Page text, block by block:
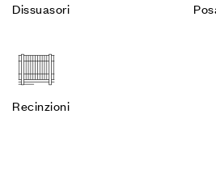
Dissuasori
Recinzioni